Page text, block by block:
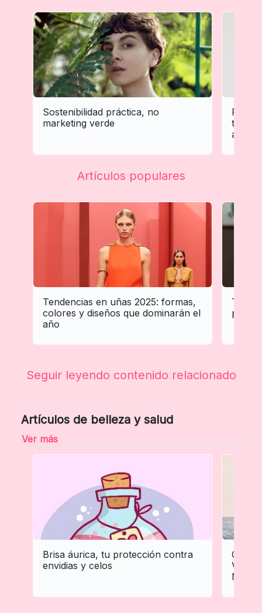
Sostenibilidad práctica, no
marketing verde
Artículos populares
Tendencias en uñas 2025: formas,
colores y diseños que dominarán el
año
Seguir leyendo contenido relacionado
Artículos de belleza y salud
Ver más
Brisa áurica, tu protección contra
envidias y celos
Cómo